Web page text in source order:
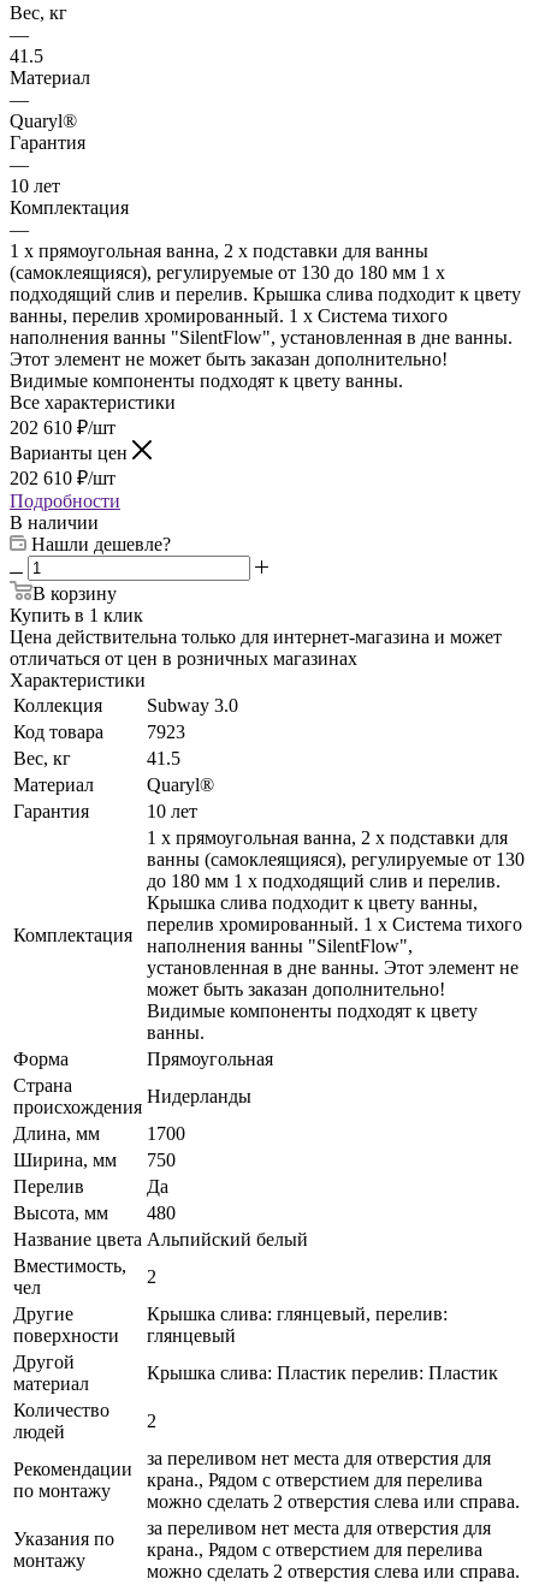
Вес, кг
—
41.5
Материал
—
Quaryl®
Гарантия
—
10 лет
Комплектация
—
1 x прямоугольная ванна, 2 x подставки для ванны
(самоклеящияся), регулируемые от 130 до 180 мм 1 x
подходящий слив и перелив. Крышка слива подходит к цвету
ванны, перелив хромированный. 1 x Система тихого
наполнения ванны "SilentFlow", установленная в дне ванны.
Этот элемент не может быть заказан дополнительно!
Видимые компоненты подходят к цвету ванны.
Все характеристики
202 610 ₽/шт
Варианты цен
202 610 ₽/шт
Подробности
В наличии
Нашли дешевле?
В корзину
Купить в 1 клик
Цена действительна только для интернет-магазина и может
отличаться от цен в розничных магазинах
Характеристики
Коллекция
Subway 3.0
Код товара
7923
Вес, кг
41.5
Материал
Quaryl®
Гарантия
10 лет
Комплектация
1 x прямоугольная ванна, 2 x подставки для
ванны (самоклеящияся), регулируемые от 130
до 180 мм 1 x подходящий слив и перелив.
Крышка слива подходит к цвету ванны,
перелив хромированный. 1 x Система тихого
наполнения ванны "SilentFlow",
установленная в дне ванны. Этот элемент не
может быть заказан дополнительно!
Видимые компоненты подходят к цвету
ванны.
Форма
Прямоугольная
Страна
происхождения
Нидерланды
Длина, мм
1700
Ширина, мм
750
Перелив
Да
Высота, мм
480
Название цвета Альпийский белый
Вместимость,
чел
2
Другие
поверхности
Крышка слива: глянцевый, перелив:
глянцевый
Другой
материал
Крышка слива: Пластик перелив: Пластик
Количество
людей
2
Рекомендации
по монтажу
за переливом нет места для отверстия для
крана., Рядом с отверстием для перелива
можно сделать 2 отверстия слева или справа.
Указания по
монтажу
за переливом нет места для отверстия для
крана., Рядом с отверстием для перелива
можно сделать 2 отверстия слева или справа.